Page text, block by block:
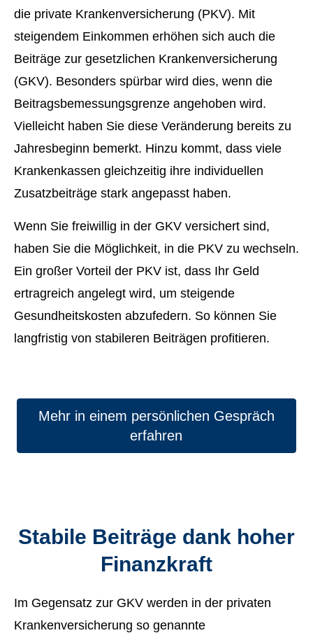
die private Kranken­ver­si­che­rung (PKV). Mit
steigendem Einkommen erhöhen sich auch die
Beiträge zur gesetzlichen Kranken­ver­si­che­rung
(GKV). Besonders spürbar wird dies, wenn die
Beitragsbemessungsgrenze angehoben wird.
Vielleicht haben Sie diese Veränderung bereits zu
Jahresbeginn bemerkt. Hinzu kommt, dass viele
Krankenkassen gleichzeitig ihre individuellen
Zusatzbeiträge stark angepasst haben.
Wenn Sie freiwillig in der GKV versichert sind,
haben Sie die Möglichkeit, in die PKV zu wechseln.
Ein großer Vorteil der PKV ist, dass Ihr Geld
ertragreich angelegt wird, um steigende
Gesundheitskosten abzufedern. So können Sie
langfristig von stabileren Beiträgen profitieren.
Mehr in einem persönlichen Gespräch
erfahren
Stabile Beiträge dank hoher
Finanzkraft
Im Gegensatz zur GKV werden in der privaten
Kranken­ver­si­che­rung so genannte